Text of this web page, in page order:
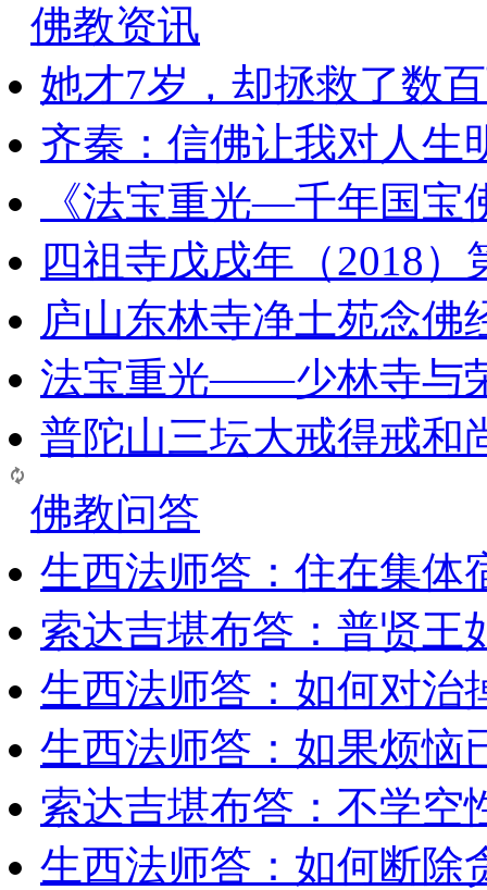
佛教资讯
她才7岁，却拯救了数
齐秦：信佛让我对人生
《法宝重光—千年国宝
四祖寺戊戌年（2018
庐山东林寺净土苑念佛
法宝重光——少林寺与
普陀山三坛大戒得戒和
佛教问答
生西法师答：住在集体
索达吉堪布答：普贤王
生西法师答：如何对治
生西法师答：如果烦恼
索达吉堪布答：​不学空
生西法师答：如何断除